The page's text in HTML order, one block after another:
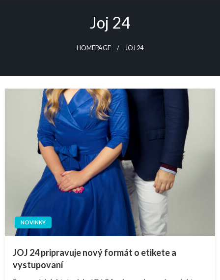
Joj 24
HOMEPAGE JOJ 24
NOVINKY
JOJ 24 pripravuje nový formát o etikete a
vystupovaní